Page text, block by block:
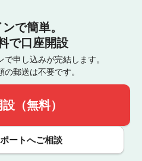
で簡単。
で口座開設
申し込みが完結します。
郵送は不要です。
（無料）
ートへご相談